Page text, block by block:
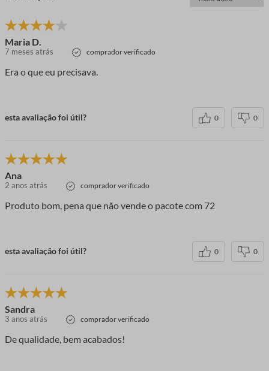
Maria D.
7 meses atrás comprador verificado
Era o que eu precisava.
esta avaliação foi útil? 0 0
Ana
2 anos atrás comprador verificado
Produto bom, pena que não vende o pacote com 72
esta avaliação foi útil? 0 0
Sandra
3 anos atrás comprador verificado
De qualidade, bem acabados!